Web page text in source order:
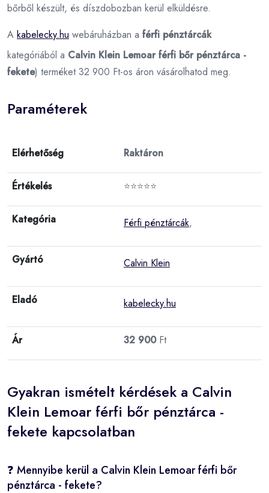
bőrből készült, és díszdobozban kerül elküldésre.
A kabelecky.hu webáruházban a férfi pénztárcák
kategóriából a Calvin Klein Lemoar férfi bőr pénztárca -
fekete) terméket 32 900 Ft-os áron vásárolhatod meg.
Paraméterek
Elérhetőség Raktáron
Értékelés ⭐⭐⭐⭐⭐
Kategória Férfi pénztárcák,
Gyártó Calvin Klein
Eladó kabelecky.hu
Ár 32 900Ft
Gyakran ismételt kérdések a Calvin
Klein Lemoar férfi bőr pénztárca -
fekete kapcsolatban
❓ Mennyibe kerül a Calvin Klein Lemoar férfi bőr
pénztárca - fekete?